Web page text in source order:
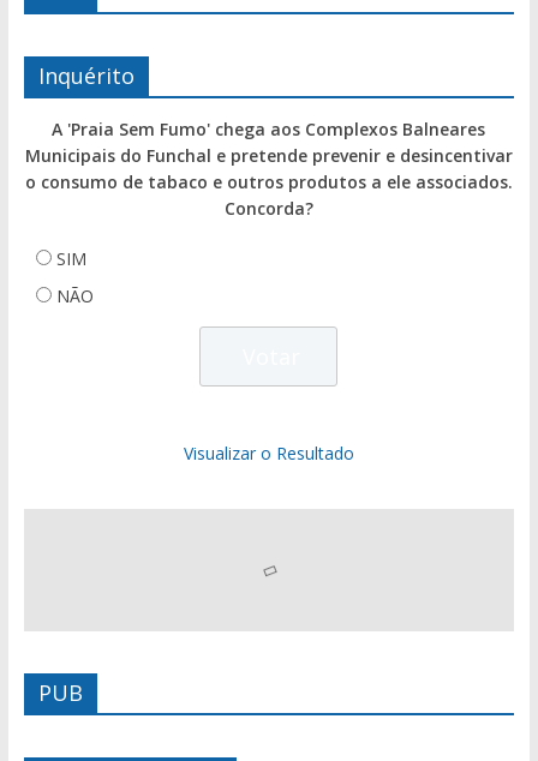
Inquérito
A 'Praia Sem Fumo' chega aos Complexos Balneares
Municipais do Funchal e pretende prevenir e desincentivar
o consumo de tabaco e outros produtos a ele associados.
Concorda?
SIM
NÃO
Visualizar o Resultado
PUB